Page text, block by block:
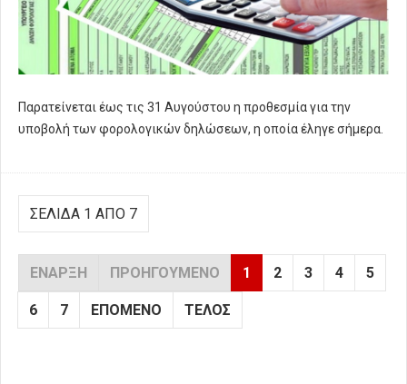
Παρατείνεται έως τις 31 Αυγούστου η προθεσμία για την
υποβολή των φορολογικών δηλώσεων, η οποία έληγε σήμερα.
ΣΕΛΊΔΑ 1 ΑΠΌ 7
ΈΝΑΡΞΗ ΠΡΟΗΓΟΎΜΕΝΟ 1 2 3 4 5
6 7 ΕΠΌΜΕΝΟ ΤΈΛΟΣ